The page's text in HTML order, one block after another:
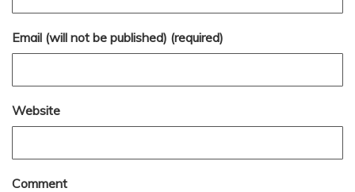
Email (will not be published) (required)
Website
Comment